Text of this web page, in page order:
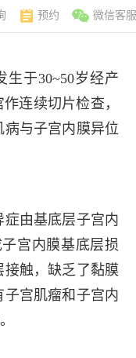
预约 微信客服
生于30~50岁经产
连续切片检查，
病与子宫内膜异位
由基底层子宫内
宫内膜基底层损
触，缺乏了黏膜
子宫肌瘤和子宫内